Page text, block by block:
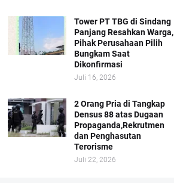
Tower PT TBG di Sindang
Panjang Resahkan Warga,
Pihak Perusahaan Pilih
Bungkam Saat
Dikonfirmasi
Juli 16, 2026
2 Orang Pria di Tangkap
Densus 88 atas Dugaan
Propaganda,Rekrutmen
dan Penghasutan
Terorisme
Juli 22, 2026